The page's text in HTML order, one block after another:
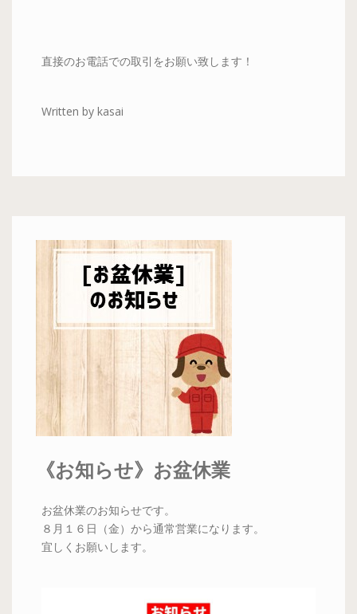
直接のお電話での取引をお願い致します！
Written by kasai
《お知らせ》お盆休業
お盆休業のお知らせです。
８月１６日（金）から通常営業になります。
宜しくお願いします。